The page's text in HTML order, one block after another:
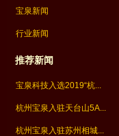
宝泉新闻
行业新闻
推荐新闻
宝泉科技入选2019“杭...
杭州宝泉入驻天台山5A...
杭州宝泉入驻苏州相城...